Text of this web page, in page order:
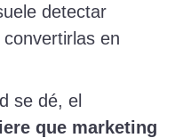
detectar
en
se dé, el
que marketing